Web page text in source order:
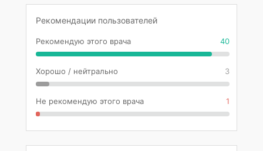
Рекомендации пользователей
Рекомендую этого врача 40
Хорошо / нейтрально 3
Не рекомендую этого врача 1